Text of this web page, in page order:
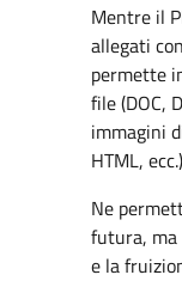
Mentre il
allegati
permette
file (DOC,
immagini
HTML,
Ne
futura, ma
e la